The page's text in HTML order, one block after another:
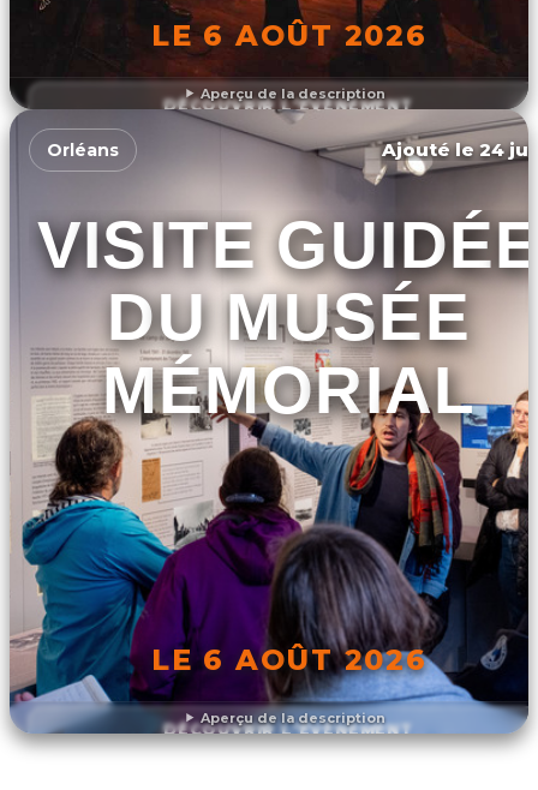
Aperçu de la description
LE 6 AOÛT 2026
DÉCOUVRIR L'ÉVÉNEMENT
Aperçu de la description
Orléans Ajouté le 24
VISITE
DU MUSÉE
MÉMORIAL
LE 6 AOÛT 2026
DÉCOUVRIR L'ÉVÉNEMENT